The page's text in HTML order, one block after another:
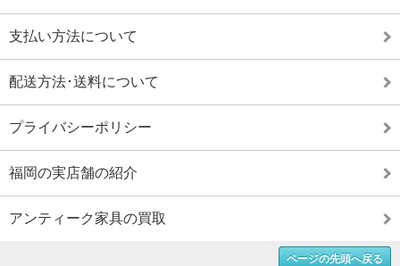
支払い方法について
配送方法･送料について
プライバシーポリシー
福岡の実店舗の紹介
アンティーク家具の買取
ページの先頭へ戻る